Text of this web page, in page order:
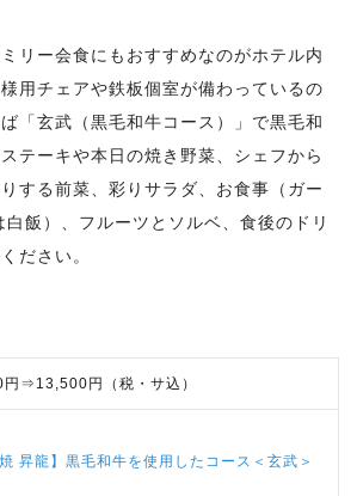
リー会食にもおすすめなのがホテル内
用チェアや鉄板個室が備わっているの
「玄武（黒毛和牛コース）」で黒毛和
テーキや本日の焼き野菜、シェフから
する前菜、彩りサラダ、お食事（ガー
白飯）、フルーツとソルベ、食後のドリ
ださい。
⇒13,500円（税・サ込）
焼 昇龍】黒毛和牛を使用したコース＜玄武＞